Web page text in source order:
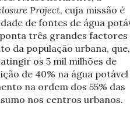
Project, cuja missão é
de fontes de água
três grandes factores
da população urbana, que,
os 5 mil milhões de
de 40% na água potável
na ordem dos 55% das
nos centros urbanos.